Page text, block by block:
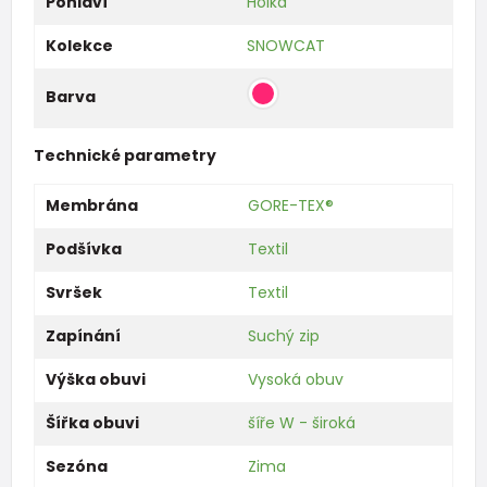
Kolekce
SNOWCAT
Barva
Technické parametry
Membrána
GORE-TEX®
Podšívka
Textil
Svršek
Textil
Zapínání
Suchý zip
Výška obuvi
Vysoká obuv
Šířka obuvi
šíře W - široká
Sezóna
Zima